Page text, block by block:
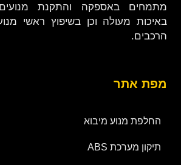
מתמחים באספקה והתקנת מנועים
באיכות מעולה וכן בשיפוץ ראשי
הרכבים.
מפת אתר
החלפת מנוע מיבוא
תיקון מערכת ABS